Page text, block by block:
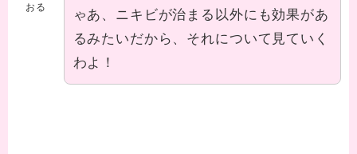
おる
ゃあ、ニキビが治まる以外にも効果があ
るみたいだから、それについて見ていく
わよ！